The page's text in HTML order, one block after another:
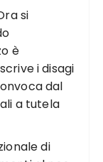
si
è
i disagi
dal
a tutela
di